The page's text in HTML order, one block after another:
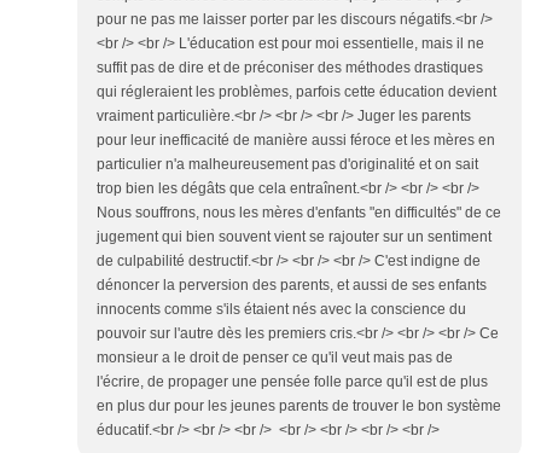
pour ne pas me laisser porter par les discours négatifs.<br />
<br /> <br /> L'éducation est pour moi essentielle, mais il ne
suffit pas de dire et de préconiser des méthodes drastiques
qui régleraient les problèmes, parfois cette éducation devient
vraiment particulière.<br /> <br /> <br /> Juger les parents
pour leur inefficacité de manière aussi féroce et les mères en
particulier n'a malheureusement pas d'originalité et on sait
trop bien les dégâts que cela entraînent.<br /> <br /> <br />
Nous souffrons, nous les mères d'enfants "en difficultés" de ce
jugement qui bien souvent vient se rajouter sur un sentiment
de culpabilité destructif.<br /> <br /> <br /> C'est indigne de
dénoncer la perversion des parents, et aussi de ses enfants
innocents comme s'ils étaient nés avec la conscience du
pouvoir sur l'autre dès les premiers cris.<br /> <br /> <br /> Ce
monsieur a le droit de penser ce qu'il veut mais pas de
l'écrire, de propager une pensée folle parce qu'il est de plus
en plus dur pour les jeunes parents de trouver le bon système
éducatif.<br /> <br /> <br /> <br /> <br /> <br /> <br />